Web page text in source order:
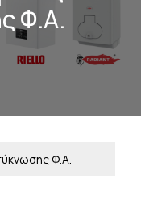
Φ.Α.
Φ.Α.